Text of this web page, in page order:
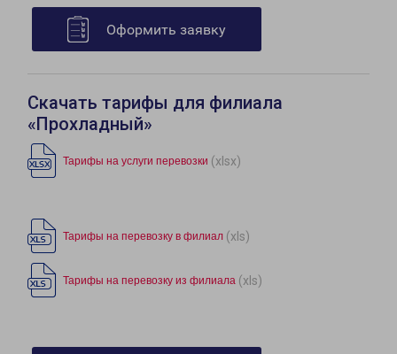
Оформить заявку
Скачать тарифы для филиала
«Прохладный»
Тарифы на услуги перевозки (xlsx)
Тарифы на перевозку в филиал (xls)
Тарифы на перевозку из филиала (xls)